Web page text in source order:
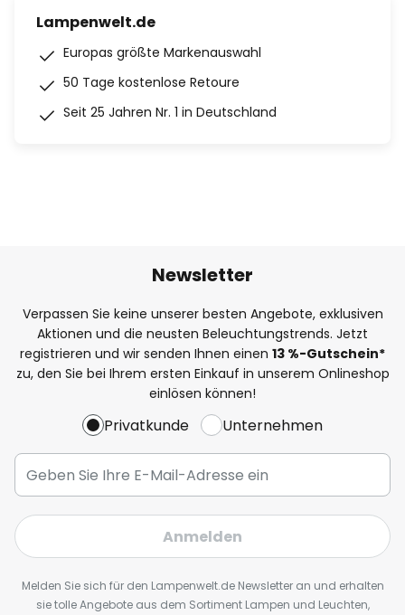
Lampenwelt.de
Europas größte Markenauswahl
50 Tage kostenlose Retoure
Seit 25 Jahren Nr. 1 in Deutschland
Newsletter
Verpassen Sie keine unserer besten Angebote, exklusiven
Aktionen und die neusten Beleuchtungstrends. Jetzt
registrieren und wir senden Ihnen einen 13 %-Gutschein*
zu, den Sie bei Ihrem ersten Einkauf in unserem Onlineshop
einlösen können!
Privatkunde Unternehmen
Anmelden
Melden Sie sich für den Lampenwelt.de Newsletter an und erhalten
sie tolle Angebote aus dem Sortiment Lampen und Leuchten,